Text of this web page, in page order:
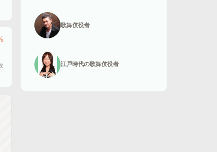
歌舞伎役者
江戸時代の歌舞伎役者